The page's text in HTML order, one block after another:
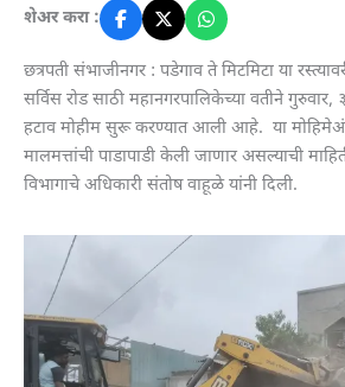
शेअर करा :
छत्रपती संभाजीनगर : पडेगाव ते मिटमिटा या
सर्विस रोड साठी महानगरपालिकेच्या वतीने
हटाव मोहीम सुरू करण्यात आली आहे. या
मालमत्तांची पाडापाडी केली जाणार असल्याची
विभागाचे अधिकारी संतोष वाहूळे यांनी दिली.